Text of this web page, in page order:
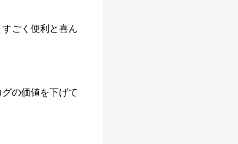
ごく便利と喜ん
の価値を下げて